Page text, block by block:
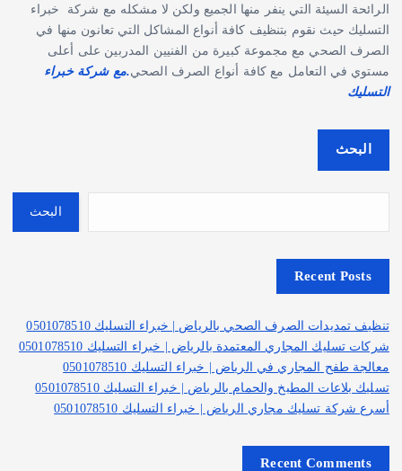
الرائحة السيئة التي ينفر منها الجميع ولكن لا مشكله مع شركة خبراء
التسليك حيث نقوم بتنظيف كافة أنواع المشاكل التي تعانون منها في
الصرف الصحي مع مجموعة كبيرة من الفنيين المدربين على أعلى
مستوي في التعامل مع كافة أنواع الصرف الصحي.مع شركة خبراء
التسليك
البحث
البحث
Recent Posts
تنظيف تمديدات الصرف الصحي بالرياض | خبراء التسليك 0501078510
شركات تسليك المجاري المعتمدة بالرياض | خبراء التسليك 0501078510
معالجة طفح المجاري في الرياض | خبراء التسليك 0501078510
تسليك بلاعات المطبخ والحمام بالرياض | خبراء التسليك 0501078510
أسرع شركة تسليك مجاري الرياض | خبراء التسليك 0501078510
Recent Comments